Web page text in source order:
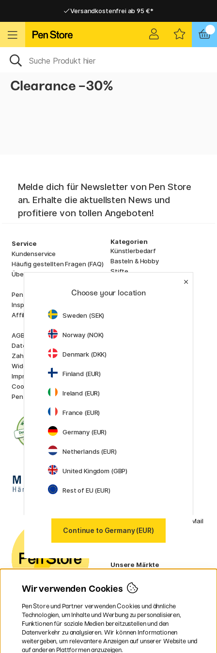
Versandkostenfrei ab 95 €*
Versandkostenfrei ab 95 €*
Clearance -30%
Melde dich für Newsletter von Pen Store
an. Erhalte die aktuellsten News und
profitiere von tollen Angeboten!
Service
Kundenservice
Häufig gestellten Fragen (FAQ)
Über uns
Pen Store Plus
Inspiration und Anleitungen
Affiliate Marketing
AGB
Datenschutzerklärung
Zahlung und Versand
Widerrufsrecht
Impressum
Cookie-Richtlinien
Pen Store Stockholm
Kategorien
Künstlerbedarf
Basteln & Hobby
Stifte
Kids
Kontaktieren Sie uns
per E-Mail
oder
Unsere Märkte
Norwegen
Dänemark
Frankreich
Irland
Niederlande
UK
EU
Choose your location
Sweden (SEK)
Norway (NOK)
Denmark (DKK)
Finland (EUR)
Ireland (EUR)
France (EUR)
Germany (EUR)
Netherlands (EUR)
United Kingdom (GBP)
Rest of EU (EUR)
Continue to Germany (EUR)
Wir verwenden Cookies
Pen Store und Partner verwenden Cookies und ähnliche
Technologien, um Inhalte und Werbung zu personalisieren,
Funktionen für soziale Medien bereitzustellen und den
Datenverkehr zu analysieren. Wir können Informationen
weitergeben, um relevantere Anzeigen auf unserer Website und
auf anderen Plattformen anzuzeigen.